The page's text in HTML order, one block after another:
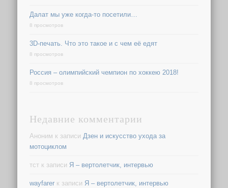
Далат мы уже когда-то посетили…
8 просмотров
3D-печать. Что это такое и с чем её едят
8 просмотров
Россия – олимпийский чемпион по хоккею 2018!
8 просмотров
Недавние комментарии
Аноним к записиДзен и искусство ухода за
мотоциклом
тст к записи Я – вертолетчик, интервью
wayfarer к записи Я – вертолетчик, интервью